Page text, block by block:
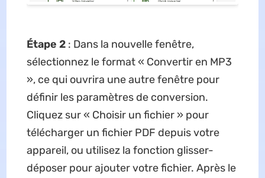
Étape 2: Dans la nouvelle fenêtre,
sélectionnez le format « Convertir en MP3
», ce qui ouvrira une autre fenêtre pour
définir les paramètres de conversion.
Cliquez sur « Choisir un fichier » pour
télécharger un fichier PDF depuis votre
appareil, ou utilisez la fonction glisser-
déposer pour ajouter votre fichier. Après le